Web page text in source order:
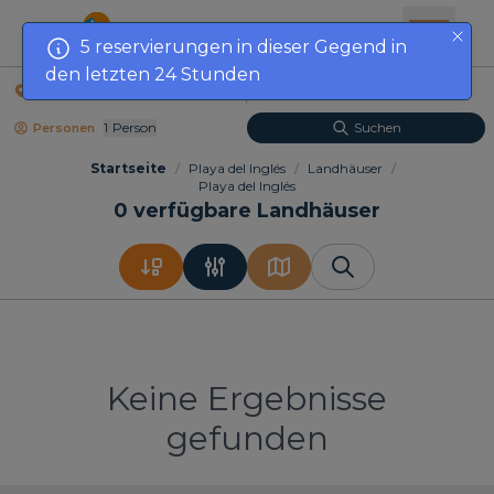
Personen 1 Person Suchen
Startseite / Playa del Inglés / Landhäuser /
Playa del Inglés
0 verfügbare Landhäuser
Keine Ergebnisse
gefunden
5 reservierungen in dieser Gegend in
den letzten 24 Stunden